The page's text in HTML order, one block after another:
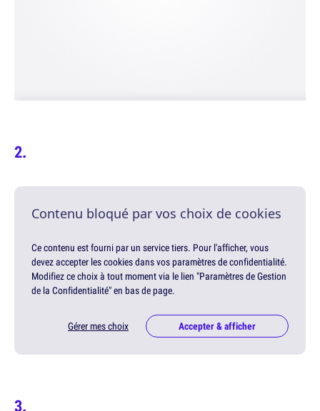
Contenu bloqué par vos choix de cookies
Ce contenu est fourni par un service tiers. Pour l'afficher, vous
devez accepter les cookies dans vos paramètres de confidentialité.
Modifiez ce choix à tout moment via le lien "Paramètres de Gestion
de la Confidentialité" en bas de page.
Gérer mes choix Accepter & afficher